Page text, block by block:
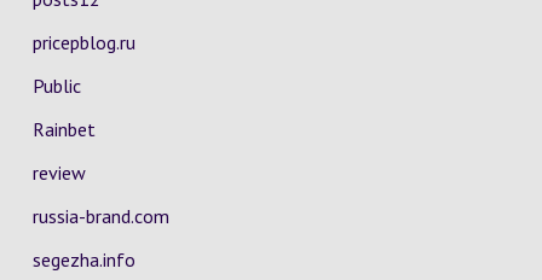
pricepblog.ru
Public
Rainbet
review
russia-brand.com
segezha.info